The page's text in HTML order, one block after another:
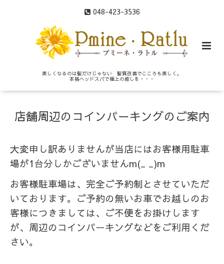
048-423-3536
美しくなるのは髪だけじゃない 髪質改善でこころも美しく。
本格ヘッドスパで極上の癒しを・・・
店舗周辺のコインパーキングのご案内
大変申し訳ありませんが当店にはお客様用駐車
場が1台分しかございませんm(_ _)m
お客様駐車場は、完全ご予約制とさせていただ
いております。ご予約の無いお車でお越しのお
客様につきましては、ご不便をお掛けします
が、周辺のコインパーキングなどをご利用くだ
さい。